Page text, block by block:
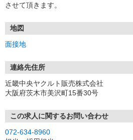
させて頂きます。
地図
面接地
連絡先住所
近畿中央ヤクルト販売株式会社
大阪府茨木市美沢町15番30号
この求人に関するお問い合わせ
072-634-8960